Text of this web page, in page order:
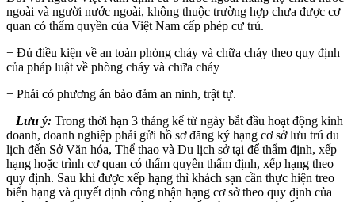
ngoài và người nước ngoài, không thuộc trường hợp chưa được cơ
quan có thẩm quyền của Việt Nam cấp phép cư trú.
+ Đủ điều kiện về an toàn phòng cháy và chữa cháy theo quy định
của pháp luật về phòng cháy và chữa cháy
+ Phải có phương án bảo đảm an ninh, trật tự.
Lưu ý: Trong thời hạn 3 tháng kể từ ngày bắt đầu hoạt động kinh
doanh, doanh nghiệp phải gửi hồ sơ đăng ký hạng cơ sở lưu trú du
lịch đến Sở Văn hóa, Thể thao và Du lịch sở tại để thẩm định, xếp
hạng hoặc trình cơ quan có thẩm quyền thẩm định, xếp hạng theo
quy định. Sau khi được xếp hạng thì khách sạn cần thực hiện treo
biển hạng và quyết định công nhận hạng cơ sở theo quy định của